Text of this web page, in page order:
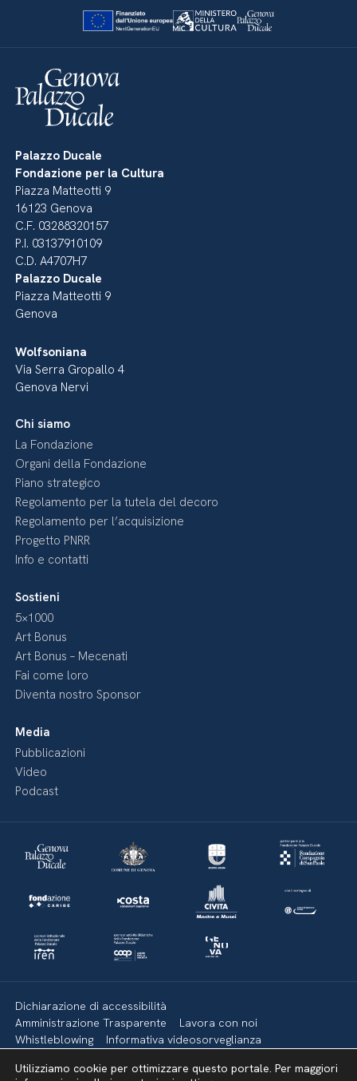
Palazzo Ducale
Fondazione per la Cultura
Piazza Matteotti 9
16123 Genova
C.F. 03288320157
P.I. 03137910109
C.D. A4707H7
Palazzo Ducale
Piazza Matteotti 9
Genova
Wolfsoniana
Via Serra Gropallo 4
Genova Nervi
Chi siamo
La Fondazione
Organi della Fondazione
Piano strategico
Regolamento per la tutela del decoro
Regolamento per l’acquisizione
Progetto PNRR
Info e contatti
Sostieni
5×1000
Art Bonus
Art Bonus – Mecenati
Fai come loro
Diventa nostro Sponsor
Media
Pubblicazioni
Video
Podcast
Dichiarazione di accessibilità
Amministrazione Trasparente
Lavora con noi
Whistleblowing
Informativa videosorveglianza
Mappa del sito
Utilizziamo cookie per ottimizzare questo portale. Per maggiori